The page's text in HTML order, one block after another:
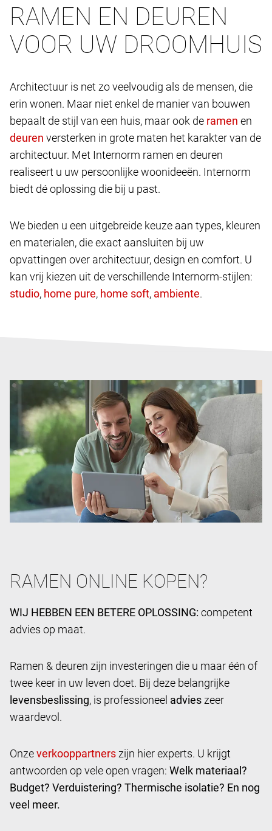
RAMEN EN DEUREN
VOOR UW DROOMHUIS
Architectuur is net zo veelvoudig als de mensen, die
erin wonen. Maar niet enkel de manier van bouwen
bepaalt de stijl van een huis, maar ook de
en
versterken in grote maten het karakter van de
architectuur. Met Internorm ramen en deuren
realiseert u uw persoonlijke woonideeën. Internorm
biedt dé oplossing die bij u past.
We bieden u een uitgebreide keuze aan types, kleuren
en materialen, die exact aansluiten bij uw
opvattingen over architectuur, design en comfort. U
kan vrij kiezen uit de verschillende Internorm-stijlen:
,
, , .
RAMEN ONLINE KOPEN?
WIJ HEBBEN EEN BETERE OPLOSSING: competent
advies op maat.
Ramen & deuren zijn investeringen die u maar één of
twee keer in uw leven doet. Bij deze belangrijke
levensbeslissing, is professioneel advies zeer
waardevol.
Onze
zijn hier experts. U krijgt
antwoorden op vele open vragen: Welk materiaal?
Budget? Verduistering? Thermische isolatie? En nog
veel meer.